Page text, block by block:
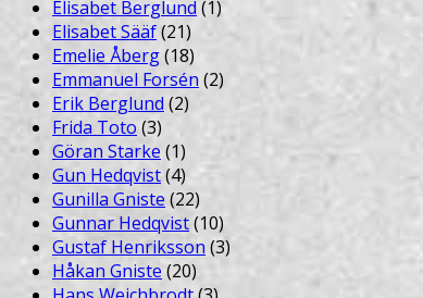
Elisabet Berglund (1)
Elisabet Sääf(21)
Emelie Åberg(18)
Emmanuel Forsén(2)
Erik Berglund (2)
Frida Toto (3)
Göran Starke (1)
Gun Hedqvist(4)
Gunilla Gniste(22)
Gunnar Hedqvist(10)
Gustaf Henriksson (3)
Håkan Gniste (20)